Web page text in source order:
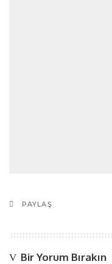
PAYLAŞ
Bir Yorum Bırakın